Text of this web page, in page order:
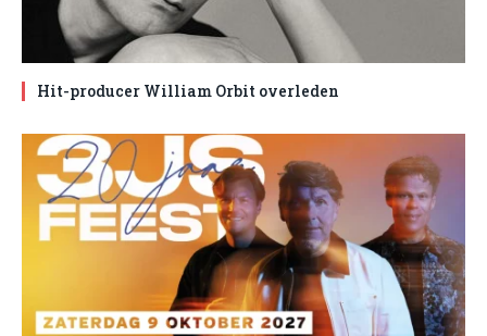
Hit-producer William Orbit overleden